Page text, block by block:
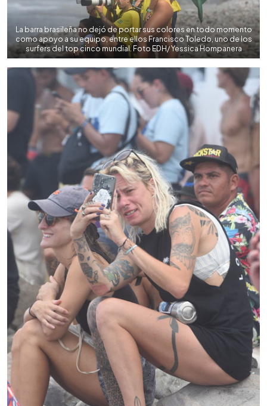
La barra brasileña no dejó de portar sus colores en todo momento
como apoyo a su equipo, entre ellos Francisco Toledo, uno de los
surfers del top cinco mundial. Foto EDH/ Yessica Hompanera